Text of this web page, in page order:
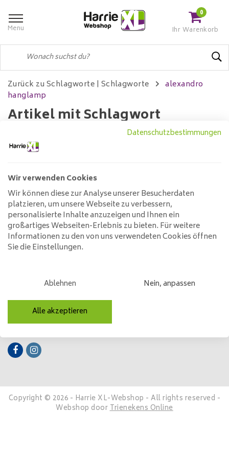
Menu
0
Ihr Warenkorb
Zurück zu Schlagworte | Schlagworte
alexandro
hanglamp
Artikel mit Schlagwort
alexandro hanglamp
Keine Produkte gefunden!...
Kundendienst
Kategorien
Kontakt
Copyright © 2026 - Harrie XL-Webshop - All rights reserved -
Webshop doorTrienekens Online
Datenschutzbestimmungen
Wir verwenden Cookies
Wir können diese zur Analyse unserer Besucherdaten
platzieren, um unsere Webseite zu verbessern,
personalisierte Inhalte anzuzeigen und Ihnen ein
großartiges Webseiten-Erlebnis zu bieten. Für weitere
Informationen zu den von uns verwendeten Cookies öffnen
Sie die Einstellungen.
Ablehnen Nein, anpassen
Alle akzeptieren